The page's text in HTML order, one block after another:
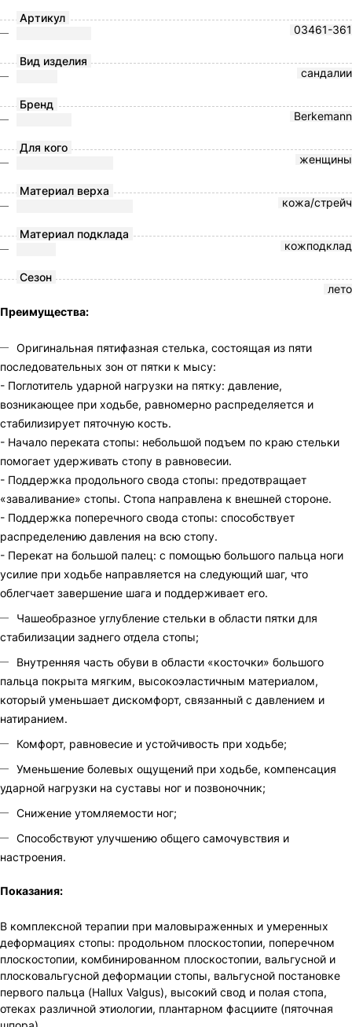
Артикул
03461-361
Вид изделия
сандалии
Бренд
Berkemann
Для кого
женщины
Материал верха
кожа/стрейч
Материал подклада
кожподклад
Сезон
лето
Преимущества:
Оригинальная пятифазная стелька, состоящая из пяти
последовательных зон от пятки к мысу:
- Поглотитель ударной нагрузки на пятку: давление,
возникающее при ходьбе, равномерно распределяется и
стабилизирует пяточную кость.
- Начало переката стопы: небольшой подъем по краю стельки
помогает удерживать стопу в равновесии.
- Поддержка продольного свода стопы: предотвращает
«заваливание» стопы. Стопа направлена к внешней стороне.
- Поддержка поперечного свода стопы: способствует
распределению давления на всю стопу.
- Перекат на большой палец: с помощью большого пальца ноги
усилие при ходьбе направляется на следующий шаг, что
облегчает завершение шага и поддерживает его.
Чашеобразное углубление стельки в области пятки для
стабилизации заднего отдела стопы;
Внутренняя часть обуви в области «косточки» большого
пальца покрыта мягким, высокоэластичным материалом,
который уменьшает дискомфорт, связанный с давлением и
натиранием.
Комфорт, равновесие и устойчивость при ходьбе;
Уменьшение болевых ощущений при ходьбе, компенсация
ударной нагрузки на суставы ног и позвоночник;
Снижение утомляемости ног;
Способствуют улучшению общего самочувствия и
настроения.
Показания:
В комплексной терапии при маловыраженных и умеренных
деформациях стопы: продольном плоскостопии, поперечном
плоскостопии, комбинированном плоскостопии, вальгусной и
плосковальгусной деформации стопы, вальгусной постановке
первого пальца (Hallux Valgus), высокий свод и полая стопа,
отеках различной этиологии, плантарном фасциите (пяточная